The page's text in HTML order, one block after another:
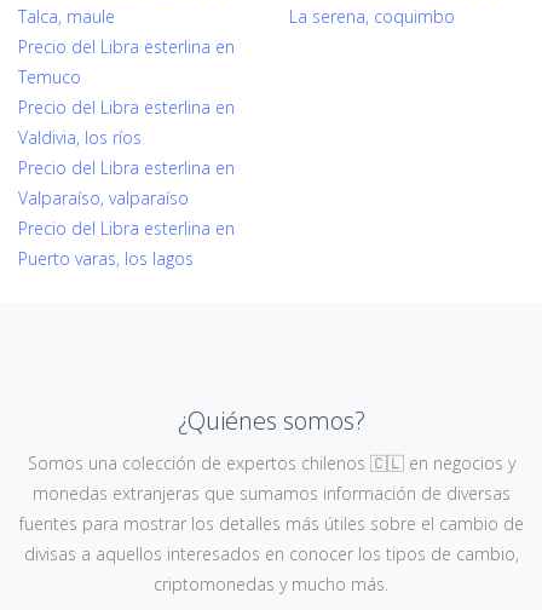
Talca, maule
Precio del Libra esterlina en
Temuco
Precio del Libra esterlina en
Valdivia, los ríos
Precio del Libra esterlina en
Valparaíso, valparaíso
Precio del Libra esterlina en
Puerto varas, los lagos
La serena, coquimbo
¿Quiénes somos?
Somos una colección de expertos chilenos 🇨🇱 en negocios y
monedas extranjeras que sumamos información de diversas
fuentes para mostrar los detalles más útiles sobre el cambio de
divisas a aquellos interesados en conocer los tipos de cambio,
criptomonedas y mucho más.